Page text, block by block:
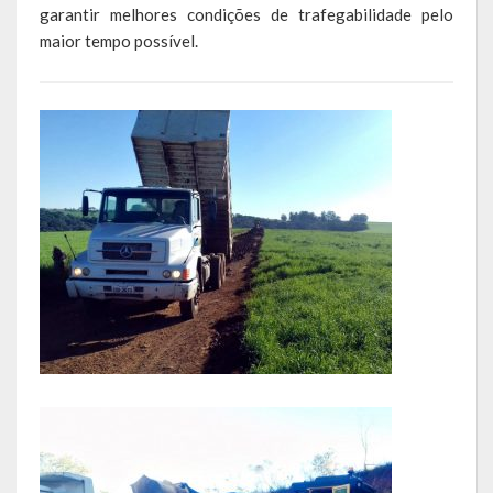
Escola Municipal De Ensino Fundamental Osvaldo Cruz
Saúde
Serviços Oferecidos pela Secretaria de Saúde
Serviços Urbanos
Legislação
LEIS ORDINÁRIAS
garantir melhores condições de trafegabilidade pelo
maior tempo possível.